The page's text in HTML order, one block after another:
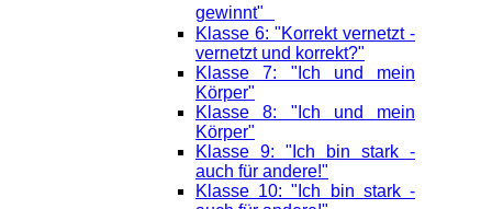
gewinnt"
Klasse 6: "Korrekt vernetzt -
vernetzt und korrekt?"
Klasse 7: "Ich und mein
Körper"
Klasse 8: "Ich und mein
Körper"
Klasse 9: "Ich bin stark -
auch für andere!"
Klasse 10: "Ich bin stark -